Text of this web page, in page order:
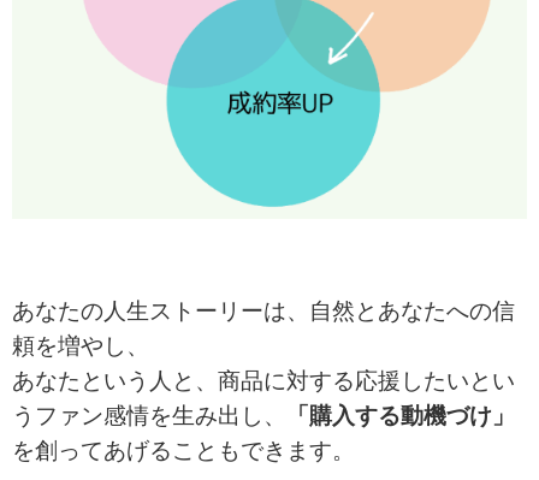
あなたの人生ストーリーは、自然とあなたへの信
頼を増やし、
あなたという人と、商品に対する応援したいとい
うファン感情を生み出し、
「購入する動機づけ」
を創ってあげることもできます。